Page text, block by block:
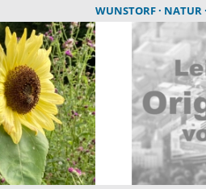
WUNSTORF NATUR